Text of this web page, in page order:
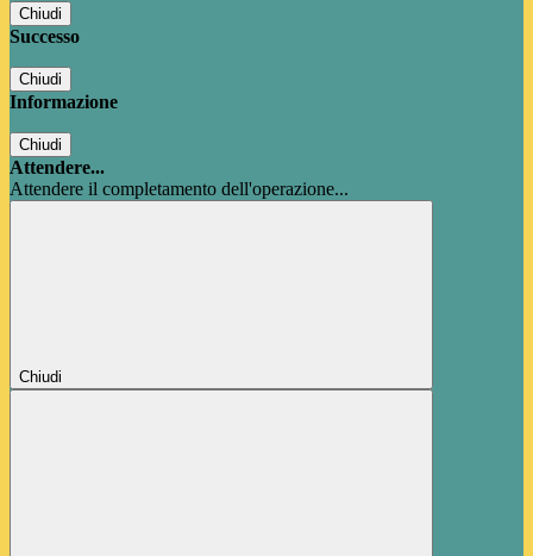
Chiudi
Successo
Chiudi
Informazione
Chiudi
Attendere...
Attendere il completamento dell'operazione...
Chiudi